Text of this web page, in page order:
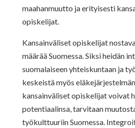
maahanmuutto ja erityisesti
opiskelijat.
Kansainväliset opiskelijat
määrää Suomessa. Siksi heidän
suomalaiseen yhteiskuntaan ja
keskeistä myös
kansainväliset opiskelijat voivat
potentiaalinsa, tarvitaan
työkulttuuriin Suomessa.